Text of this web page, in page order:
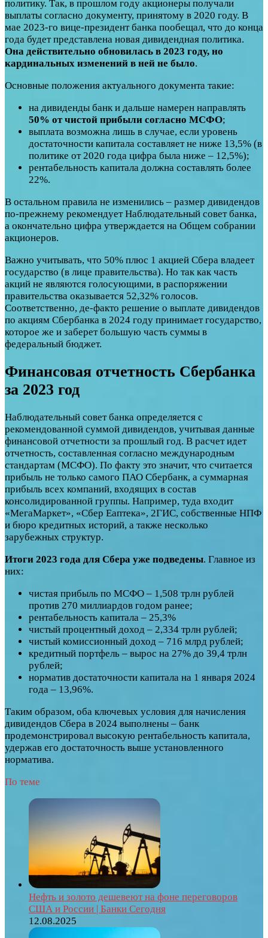
политику. Так, в прошлом году акционеры получали
выплаты согласно документу, принятому в 2020 году. В
мае 2023-го вице-президент банка пообещал, что до конца
года будет представлена новая дивидендная политика.
Она действительно обновилась в 2023 году, но
кардинальных изменений в ней не было.
Основные положения актуального документа такие:
на дивиденды банк и дальше намерен направлять
50% от чистой прибыли согласно МСФО;
выплата возможна лишь в случае, если уровень
достаточности капитала составляет не ниже 13,5% (в
политике от 2020 года цифра была ниже – 12,5%);
рентабельность капитала должна составлять более
22%.
В остальном правила не изменились – размер дивидендов
по-прежнему рекомендует Наблюдательный совет банка,
а окончательно цифра утверждается на Общем собрании
акционеров.
Важно учитывать, что 50% плюс 1 акцией Сбера владеет
государство (в лице правительства). Но так как часть
акций не являются голосующими, в распоряжении
правительства оказывается 52,32% голосов.
Соответственно, де-факто решение о выплате дивидендов
по акциям Сбербанка в 2024 году принимает государство,
которое же и заберет большую часть суммы в
федеральный бюджет.
Финансовая отчетность Сбербанка
за 2023 год
Наблюдательный совет банка определяется с
рекомендованной суммой дивидендов, учитывая данные
финансовой отчетности за прошлый год. В расчет идет
отчетность, составленная согласно международным
стандартам (МСФО). По факту это значит, что считается
прибыль не только самого ПАО Сбербанк, а суммарная
прибыль всех компаний, входящих в состав
консолидированной группы. Например, туда входит
«МегаМаркет», «Сбер Еаптека», 2ГИС, собственные НПФ
и бюро кредитных историй, а также несколько
зарубежных структур.
Итоги 2023 года для Сбера уже подведены. Главное из
них:
чистая прибыль по МСФО – 1,508 трлн рублей
против 270 миллиардов годом ранее;
рентабельность капитала – 25,3%
чистый процентный доход – 2,334 трлн рублей;
чистый комиссионный доход – 716 млрд рублей;
кредитный портфель – вырос на 27% до 39,4 трлн
рублей;
норматив достаточности капитала на 1 января 2024
года – 13,96%.
Таким образом, оба ключевых условия для начисления
дивидендов Сбера в 2024 выполнены – банк
продемонстрировал высокую рентабельность капитала,
удержав его достаточность выше установленного
норматива.
По теме
Нефть и золото дешевеют на фоне переговоров
США и России | Банки Сегодня
12.08.2025